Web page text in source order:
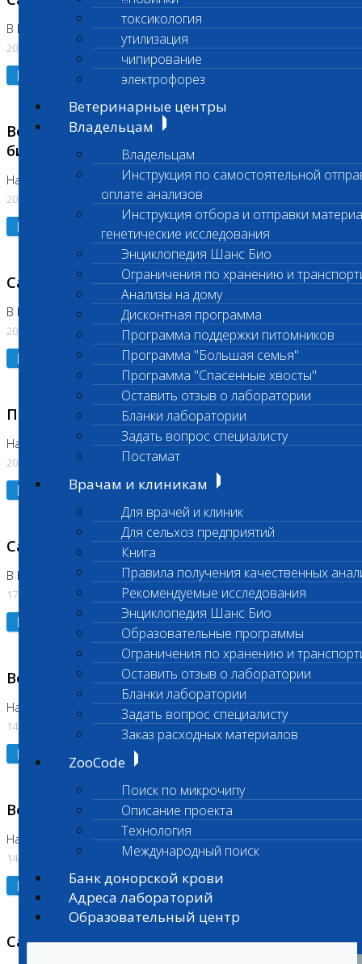
токсикология
утилизация
чипирование
электрофорез
Ветеринарные центры
Владельцам
Владельцам
Инструкция по самостоятельной
оплате анализов
Инструкция отбора и отправки
генетические исследования
Энциклопедия Шанс Био
Ограничения по хранению и
Анализы на дому
Дисконтная программа
Программа поддержки питомников
Программа "Большая семья"
Программа "Спасенные хвосты"
Оставить отзыв о лаборатории
Бланки лаборатории
Задать вопрос специалисту
Постамат
Врачам и клиникам
Для врачей и клиник
Для сельхоз предприятий
Книга
Правила получения качественных
Рекомендуемые исследования
Энциклопедия Шанс Био
Образовательные программы
Ограничения по хранению и
Оставить отзыв о лаборатории
Бланки лаборатории
Задать вопрос специалисту
Заказ расходных материалов
ZooCode
Поиск по микрочипу
Описание проекта
Технология
Международный поиск
Банк донорской крови
Адреса лабораторий
Образовательный центр
В Бутово 21.07.2026
20.07.2026
Подробнее
Возобновлено выполнение срочных
биохимических исследований
На Нагорной
20.07.2026
Подробнее
Санитарный день
В Коломне 20.07.2026
20.07.2026
Подробнее
Приостановлено выполнение исследования
На Нагорной
20.07.2026
Подробнее
Санитарный день
В Бутово
17.07.2026
Подробнее
Возобновлено выполнение исследования
На Нагорной (Код 961, 962)
14.07.2026
Подробнее
Возобновлено выполнение исследования
На Нагорной (Код 157)
14.07.2026
Подробнее
Санитарный день